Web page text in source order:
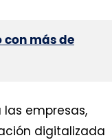
con más de
empresas,
digitalizada